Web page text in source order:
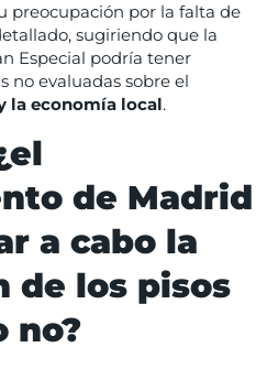
preocupación por la falta de
sugiriendo que la
Especial podría tener
no evaluadas sobre el
la economía local.
de Madrid
a cabo la
de los pisos
no?